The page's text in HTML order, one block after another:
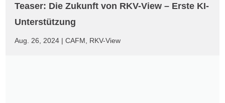
Teaser: Die Zukunft von RKV-View – Erste KI-
Unterstützung
Aug. 26, 2024 |CAFM RKV-View